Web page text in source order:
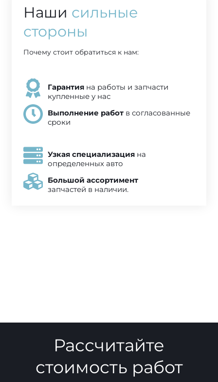
Наши сильные
стороны
Почему стоит обратиться к нам:
Гарантия на работы и запчасти
купленные у нас
Выполнение работ в согласованные
сроки
Узкая специализация на
определенных авто
Большой ассортимент
запчастей в наличии.
Рассчитайте
стоимость работ